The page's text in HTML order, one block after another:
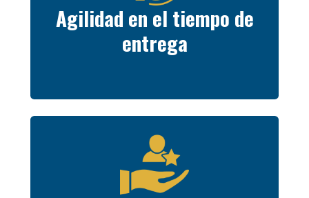
Agilidad en el tiempo de
entrega